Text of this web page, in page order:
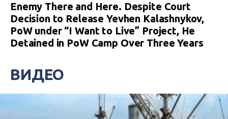
Enemy There and Here. Despite Court
Decision to Release Yevhen Kalashnykov,
PoW under “I Want to Live” Project, He
Detained in PoW Camp Over Three Years
ВИДЕО